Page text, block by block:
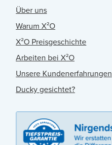
Über uns
Warum X²O
X²O Preisgeschichte
Arbeiten bei X²O
Unsere Kundenerfahrungen
Ducky gesichtet?